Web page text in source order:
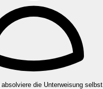
absolviere die Unterweisung selbst.